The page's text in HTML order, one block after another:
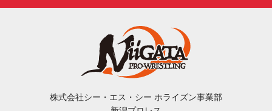
株式会社シー・エス・シー ホライズン事業部